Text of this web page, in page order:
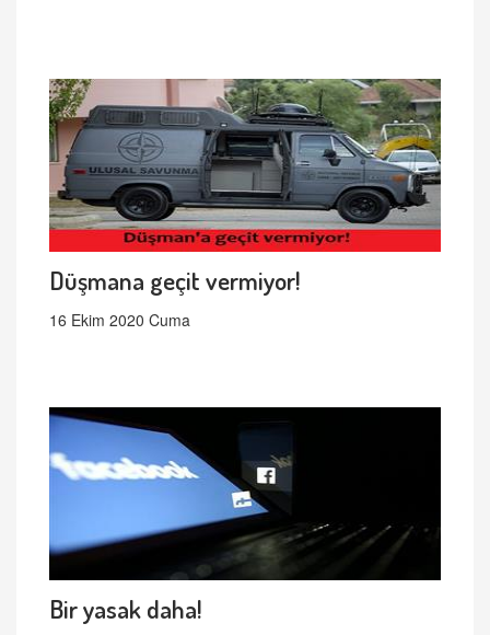
Düşmana geçit vermiyor!
16 Ekim 2020 Cuma
Bir yasak daha!